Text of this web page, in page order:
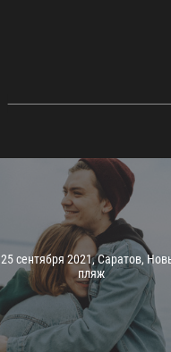
25 сентября 2021, Саратов,
пляж